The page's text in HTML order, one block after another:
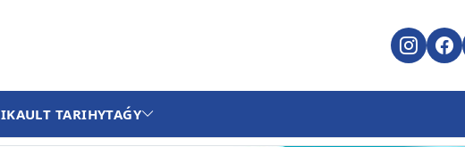
ULT TARIHYTAǴY